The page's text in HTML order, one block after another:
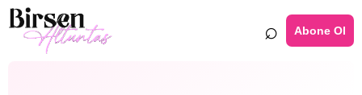
⌕ Abone Ol